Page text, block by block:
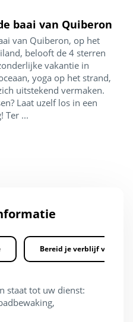
baai van Quiberon
van Quiberon, op het
belooft de 4 sterren
vakantie in
yoga op het strand,
uitstekend vermaken.
Laat uzelf los in een
Ter ...
Bereid je verblijf voor
staat tot uw dienst: